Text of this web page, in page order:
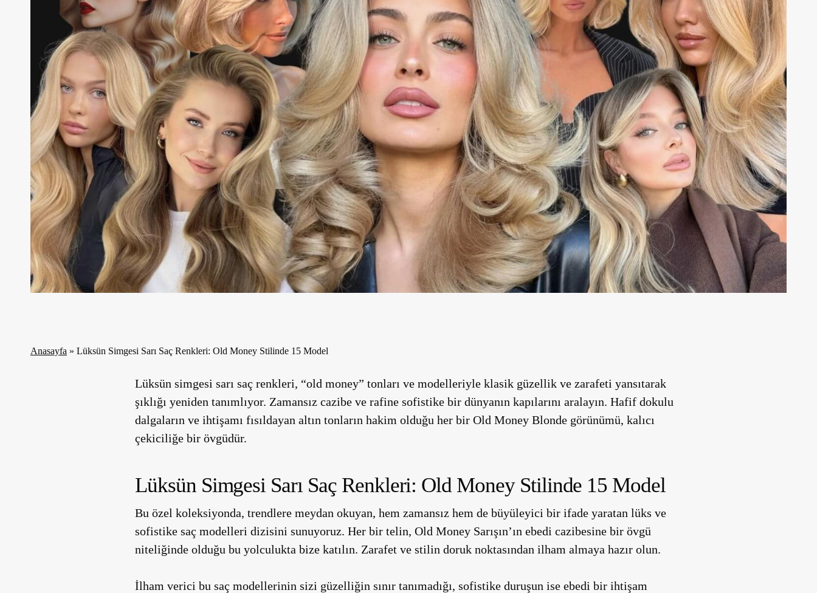
Anasayfa » Lüksün Simgesi Sarı Saç Renkleri: Old Money Stilinde 15 Model
Lüksün simgesi sarı saç renkleri, “old money” tonları ve modelleriyle klasik güzellik ve zarafeti yansıtarak
şıklığı yeniden tanımlıyor. Zamansız cazibe ve rafine sofistike bir dünyanın kapılarını aralayın. Hafif dokulu
dalgaların ve ihtişamı fısıldayan altın tonların hakim olduğu her bir Old Money Blonde görünümü, kalıcı
çekiciliğe bir övgüdür.
Lüksün Simgesi Sarı Saç Renkleri: Old Money Stilinde 15 Model
Bu özel koleksiyonda, trendlere meydan okuyan, hem zamansız hem de büyüleyici bir ifade yaratan lüks ve
sofistike saç modelleri dizisini sunuyoruz. Her bir telin, Old Money Sarışın’ın ebedi cazibesine bir övgü
niteliğinde olduğu bu yolculukta bize katılın. Zarafet ve stilin doruk noktasından ilham almaya hazır olun.
İlham verici bu saç modellerinin sizi güzelliğin sınır tanımadığı, sofistike duruşun ise ebedi bir ihtişam